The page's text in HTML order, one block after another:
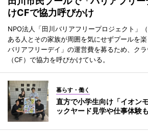
けCFで協力呼びかけ
NPO法人「田川バリアフリープロジェクト」
ある人とその家族が周囲を気にせずプールを
バリアフリーデイ」の運営費を募るため、ク
（CF）で協力を呼びかけている。
暮らす・働く
直方で小学生向け「イオン
ックヤード見学や仕事体験も